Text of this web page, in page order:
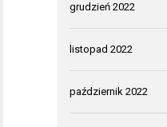
grudzień 2022
listopad 2022
październik 2022